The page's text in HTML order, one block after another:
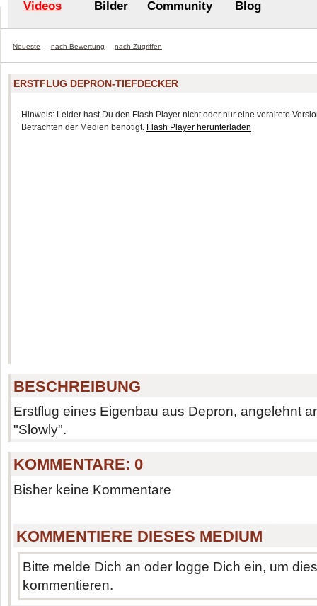
Videos Bilder Community Blog
Neueste nach Bewertung nach Zugriffen
ERSTFLUG DEPRON-TIEFDECKER
Hinweis: Leider hast Du den Flash Player nicht oder nur eine veraltete
Betrachten der Medien benötigt. Flash Player herunterladen
BESCHREIBUNG
Erstflug eines Eigenbau aus Depron, angelehnt
"Slowly".
KOMMENTARE:0
Bisher keine Kommentare
KOMMENTIERE DIESES MEDIUM
Bitte melde Dich an oder logge Dich ein, um
kommentieren.